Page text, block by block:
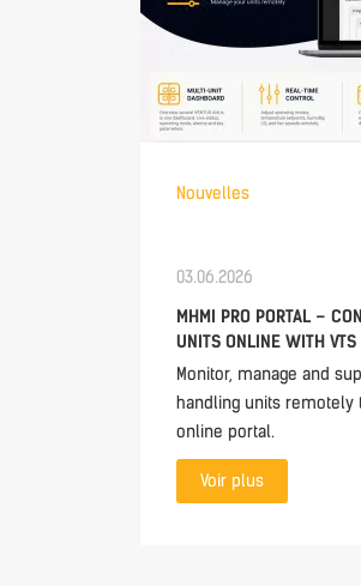
Nouvelles
03.06.2026
MHMI PRO PORTAL –
UNITS ONLINE WITH VTS
Monitor, manage and
handling units remotely
online portal.
Voir plus